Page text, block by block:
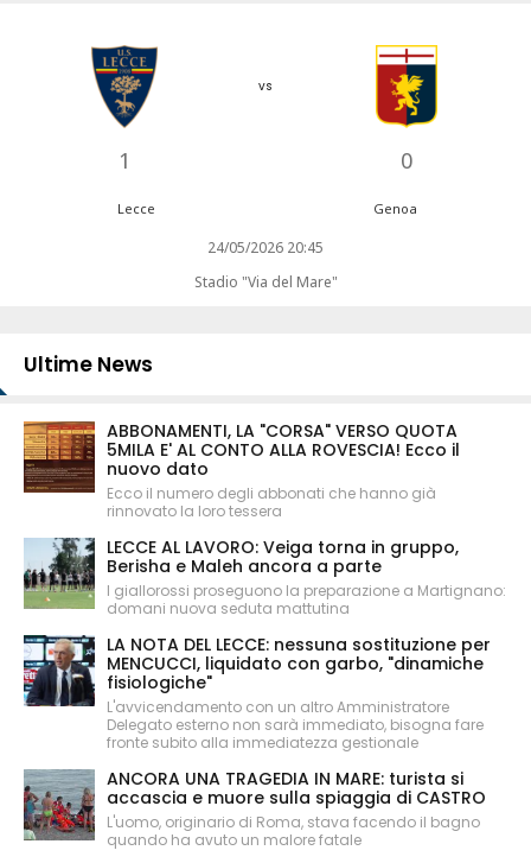
1
vs
0
Lecce Genoa
24/05/2026 20:45
Stadio "Via del Mare"
Ultime News
ABBONAMENTI, LA "CORSA" VERSO QUOTA
5MILA E' AL CONTO ALLA ROVESCIA! Ecco il
nuovo dato
Ecco il numero degli abbonati che hanno già
rinnovato la loro tessera
LECCE AL LAVORO: Veiga torna in gruppo,
Berisha e Maleh ancora a parte
I giallorossi proseguono la preparazione a Martignano:
domani nuova seduta mattutina
LA NOTA DEL LECCE: nessuna sostituzione per
MENCUCCI, liquidato con garbo, "dinamiche
fisiologiche"
L'avvicendamento con un altro Amministratore
Delegato esterno non sarà immediato, bisogna fare
fronte subito alla immediatezza gestionale
ANCORA UNA TRAGEDIA IN MARE: turista si
accascia e muore sulla spiaggia di CASTRO
L'uomo, originario di Roma, stava facendo il bagno
quando ha avuto un malore fatale